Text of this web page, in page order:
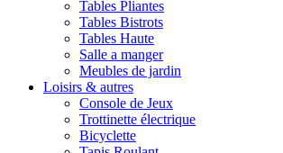
Tables Pliantes
Tables Bistrots
Tables Haute
Salle a manger
Meubles de jardin
Loisirs & autres
Console de Jeux
Trottinette électrique
Bicyclette